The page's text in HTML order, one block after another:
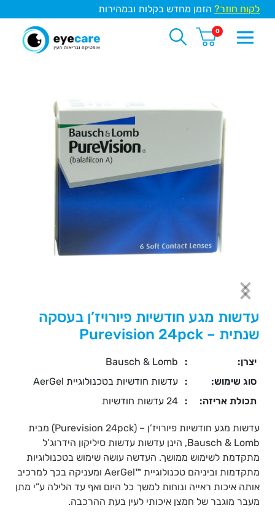
לקוח חוזר? הזמן מחדש בקלות ובמהירות
0
עדשות מגע חודשיות פיורויז’ן בעסקה
שנתית – Purevision 24pck
יצרן: :
Bausch & Lomb
סוג שימוש:
:
עדשות חודשיות בטכנולוגיית AerGel
תכולת אריזה:
: 24 עדשות חודשיות
עדשות מגע חודשיות פיורויז’ן – (Purevision 24pck) מבית
Bausch & Lomb, הינן עדשות עדשות סיליקון הידרוג’ל
מתקדמת לשימוש ממושך. העדשה עושה שימוש בטכנולוגיות
מתקדמות וביניהם טכנולוגיית ™AerGel ומעניקה בכך למרכיב
אותה איכות ראייה ונוחות למשך כל היום ואף עד הלילה ע”י מתן
מעבר מוגבר של חמצן איכותי לעין בעת ההרכבה.